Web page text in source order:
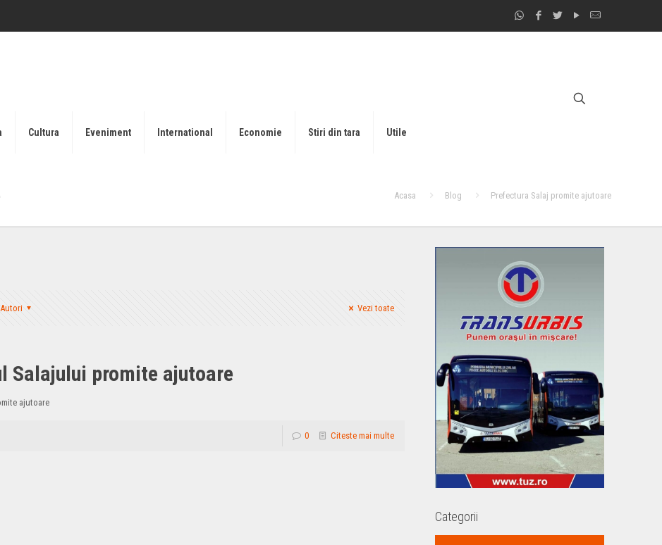
Cultura Eveniment International Economie Stiri din tara Utile
Acasa Blog Prefectura Salaj promite ajutoare
Autori Vezi toate
Salajului promite ajutoare
ajutoare
0 Citeste mai multe
Categorii